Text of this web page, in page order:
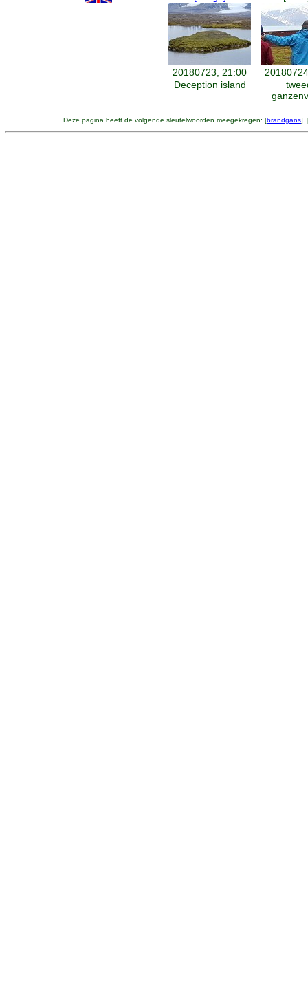
20180723, 21:00
Deception island
Deze pagina heeft de volgende sleutelwoorden meegekregen: [brandgans]